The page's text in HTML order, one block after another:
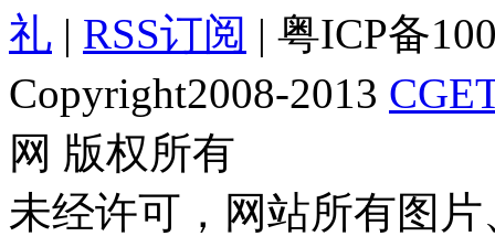
礼 | RSS订阅 | 粤ICP备
Copyright2008-2013
网 版权所有
未经许可，网站所有图